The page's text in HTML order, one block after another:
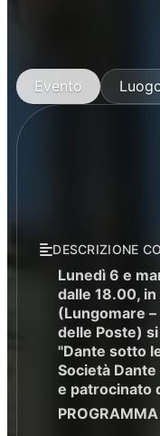
Evento
DESCRIZIONE
Lunedì 6 e
dalle 18.00,
(Lungomare
delle Poste)
"Dante sotto
Società
e patrocinato
PROGRAMMA